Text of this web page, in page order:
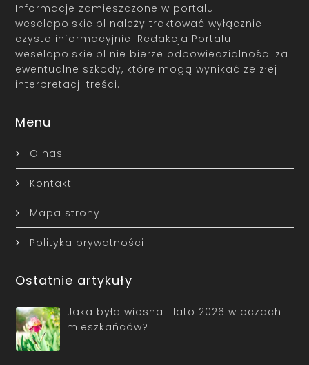
Informacje zamieszczone w portalu
weselapolskie.pl należy traktować wyłącznie
czysto informacyjnie. Redakcja Portalu
weselapolskie.pl nie bierze odpowiedzialności za
ewentualne szkody, które mogą wynikać ze złej
interpretacji treści.
Menu
O nas
Kontakt
Mapa strony
Polityka prywatności
Ostatnie artykuły
Jaka była wiosna i lato 2026 w oczach
mieszkańców?